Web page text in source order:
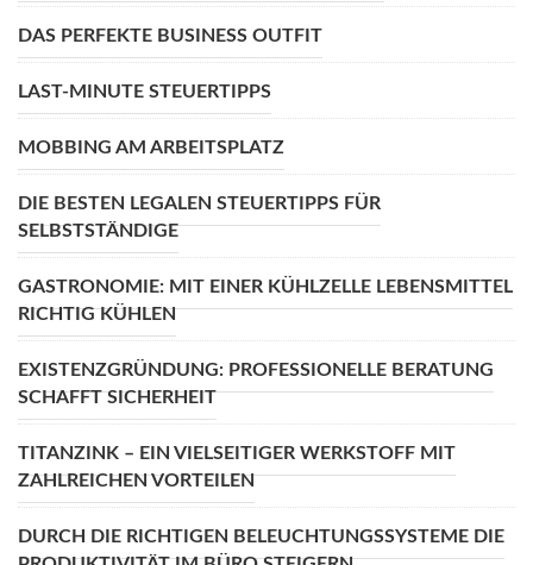
DAS PERFEKTE BUSINESS OUTFIT
LAST-MINUTE STEUERTIPPS
MOBBING AM ARBEITSPLATZ
DIE BESTEN LEGALEN STEUERTIPPS FÜR
SELBSTSTÄNDIGE
GASTRONOMIE: MIT EINER KÜHLZELLE LEBENSMITTEL
RICHTIG KÜHLEN
EXISTENZGRÜNDUNG: PROFESSIONELLE BERATUNG
SCHAFFT SICHERHEIT
TITANZINK – EIN VIELSEITIGER WERKSTOFF MIT
ZAHLREICHEN VORTEILEN
DURCH DIE RICHTIGEN BELEUCHTUNGSSYSTEME DIE